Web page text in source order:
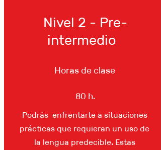
Nivel 2 - Pre-
intermedio
Horas de clase
80 h.
Podrás enfrentarte a situaciones
prácticas que requieran un uso de
la lengua predecible. Estas